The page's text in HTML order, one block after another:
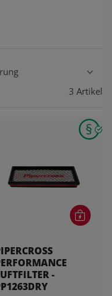
3 Artikel
-